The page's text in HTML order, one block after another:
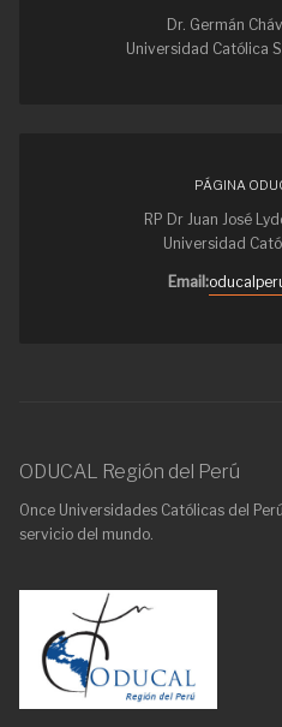
Dr. Germán
Universidad Católica
PÁGINA
RP Dr Juan José
Universidad
Email:
ODUCAL Región del Perú
Once Universidades Católicas del
servicio del mundo.